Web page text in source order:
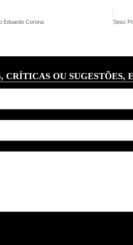
Eduardo Corona
CRÍTICAS OU SUGESTÕES,